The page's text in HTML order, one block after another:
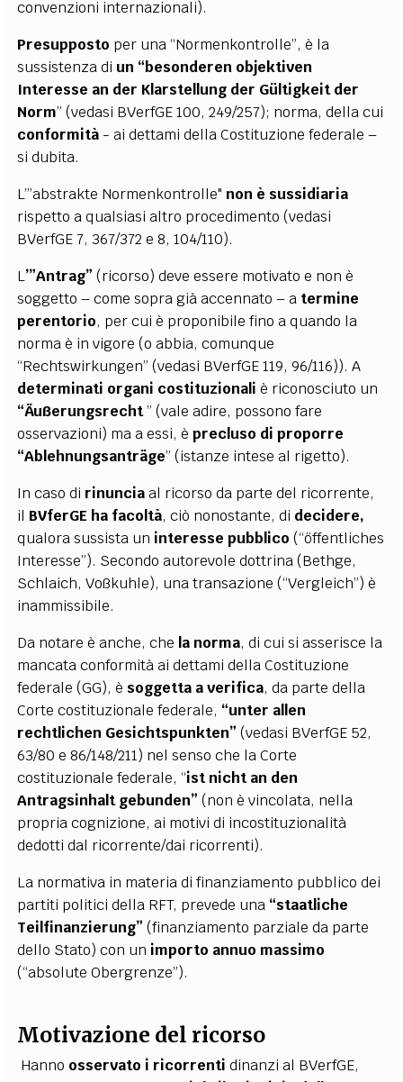
convenzioni internazionali).
Presupposto per una “Normenkontrolle”, è la
sussistenza di un “besonderen objektiven
Interesse an der Klarstellung der Gültigkeit der
Norm” (vedasi BVerfGE 100, 249/257); norma, della cui
conformità - ai dettami della Costituzione federale –
si dubita.
L’”abstrakte Normenkontrolle" non è sussidiaria
rispetto a qualsiasi altro procedimento (vedasi
BVerfGE 7, 367/372 e 8, 104/110).
L’”Antrag” (ricorso) deve essere motivato e non è
soggetto – come sopra già accennato – a termine
perentorio, per cui è proponibile fino a quando la
norma è in vigore (o abbia, comunque
“Rechtswirkungen” (vedasi BVerfGE 119, 96/116)). A
determinati organi costituzionali è riconosciuto un
“Äußerungsrecht” (vale adire, possono fare
osservazioni) ma a essi, èprecluso di proporre
“Ablehnungsanträge” (istanze intese al rigetto).
In caso di rinunciaal ricorso da parte del ricorrente,
il BVferGE ha facoltà, ciò nonostante, di decidere,
qualora sussista un interesse pubblico (“öffentliches
Interesse”). Secondo autorevole dottrina (Bethge,
Schlaich, Voßkuhle), una transazione (“Vergleich”) è
inammissibile.
Da notare è anche, che la norma, di cui si asserisce la
mancata conformità ai dettami della Costituzione
federale (GG), è soggetta a verifica, da parte della
Corte costituzionale federale, “unter allen
rechtlichen Gesichtspunkten” (vedasi BVerfGE 52,
63/80 e 86/148/211) nel senso che la Corte
costituzionale federale, “ist nicht an den
Antragsinhalt gebunden” (non è vincolata, nella
propria cognizione, ai motivi di incostituzionalità
dedotti dal ricorrente/dai ricorrenti).
La normativa in materia di finanziamento pubblico dei
partiti politici della RFT, prevede una “staatliche
Teilfinanzierung” (finanziamento parziale da parte
dello Stato) con un importo annuo massimo
(“absolute Obergrenze”).
Motivazione del ricorso
Hanno osservato i ricorrenti dinanzi al BVerfGE,